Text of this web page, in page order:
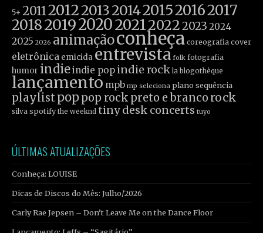
5+ 2011201220132014201520162017
201820192020202120222023 2024
2025 2026 animaçãoconheça coreografia cover
eletrônica emicida entrevista folk fotografia
humor indieindie pop indie rock la blogothèque
lançamento mpb mp seleciona plano sequência
playlist poppop rock preto e branco rock
silva spotify the weeknd tiny desk concerts tuyo
ÚLTIMAS ATUALIZAÇÕES
Conheça: LOUISE
Dicas de Discos do Mês: Julho/2026
Carly Rae Jepsen – Don’t Leave Me on the Dance Floor